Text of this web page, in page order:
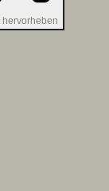
hervorheben